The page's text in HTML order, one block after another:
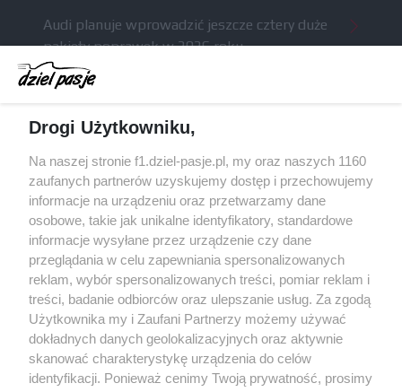
Audi planuje wprowadzić jeszcze cztery duże
pakiety poprawek w 2026 roku
Gasly dołączył do krytyki obecnych
McCullough opuści Astona Martina z końcem
Poszkodowani kibice z GP Las Vegas 2023
otrzymają częściowy zwrot pieniędzy
Bottas z kolejnymi sukcesami w kolarstwie
Polityka prywatności © 2004 - 2026 GPmedia
Kopiowanie treści bez
zgody autorów zabronione.
Serwis internetowy, z którego korzystasz, używa plików
cookies. Są to pliki instalowane w urządzeniach
końcowych osób korzystających z serwisu, w celu
administrowania serwisem, poprawy jakości
Drogi Użytkowniku,
Na naszej stronie f1.dziel-pasje.pl, my oraz naszych 1160
zaufanych partnerów uzyskujemy dostęp i przechowujemy
informacje na urządzeniu oraz przetwarzamy dane
osobowe, takie jak unikalne identyfikatory, standardowe
informacje wysyłane przez urządzenie czy dane
przeglądania w celu zapewniania spersonalizowanych
reklam, wybór spersonalizowanych treści, pomiar reklam i
treści, badanie odbiorców oraz ulepszanie usług. Za zgodą
Użytkownika my i Zaufani Partnerzy możemy używać
dokładnych danych geolokalizacyjnych oraz aktywnie
skanować charakterystykę urządzenia do celów
identyfikacji. Ponieważ cenimy Twoją prywatność, prosimy